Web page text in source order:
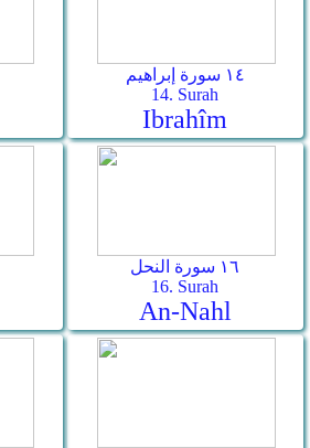
١٤ سورة إبراهيم
14. Surah
Ibrahîm
١٦ سورة النحل
16. Surah
An-Nahl